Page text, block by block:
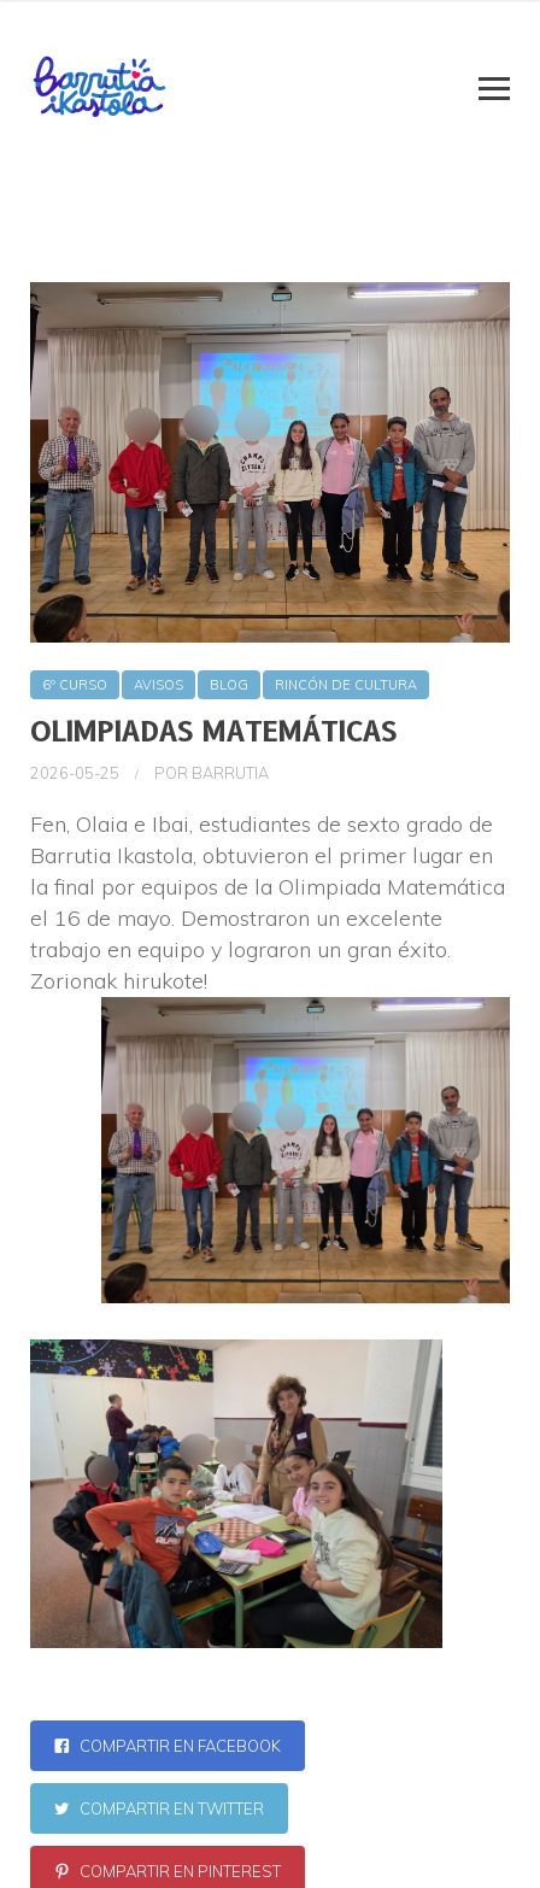
6º CURSO AVISOS BLOG RINCÓN DE CULTURA
OLIMPIADAS MATEMÁTICAS
2026-05-25 POR BARRUTIA
Fen, Olaia e Ibai, estudiantes de sexto grado de
Barrutia Ikastola, obtuvieron el primer lugar en
la final por equipos de la Olimpiada Matemática
el 16 de mayo. Demostraron un excelente
trabajo en equipo y lograron un gran éxito.
Zorionak hirukote!
COMPARTIR EN FACEBOOK
COMPARTIR EN TWITTER
COMPARTIR EN PINTEREST